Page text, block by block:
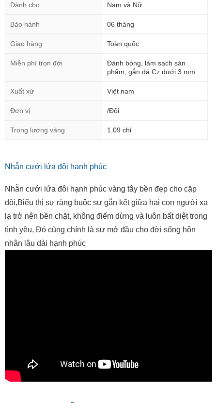
Dành cho Nam và Nữ
Bảo hành 06 tháng
Giao hàng Toàn quốc
Miễn phí trọn đời
Đánh bóng, làm sạch sản
phẩm, gắn đá Cz dưới 3 mm
Xuất xứ Việt nam
Đơn vị /Đôi
Trọng lượng vàng 1.09 chỉ
Nhẫn cưới lứa đôi hạnh phúc
Nhẫn cưới lứa đôi hạnh phúc vàng tây bền đẹp cho cặp
đôi,Biểu thị sự ràng buộc sự gắn kết giữa hai con người xa
lạ trở nên bền chặt, không điểm dừng và luôn bất diệt trong
tình yêu, Đó cũng chính là sự mở đầu cho đời sống hôn
nhân lâu dài hạnh phúc